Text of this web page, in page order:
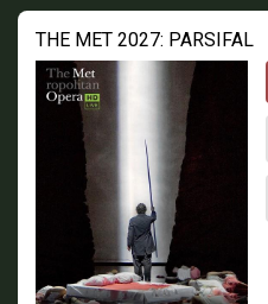
THE MET 2027: PARSIFAL